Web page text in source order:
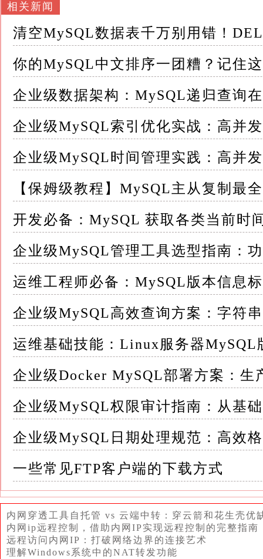
| `utf8mb4_zh_0900_as_cs` | Unicode
声调。更准确，但需要 MySQL 8.0 及以上版
| `utf8mb4_zh_0900_as_ci` | Unicode
声调。MySQL 8.0 及以上版本。 |
| `utf8mb4_chinese_ci` | 遗留的中文
`unicode_ci` 标准。不建议在新项目中使用
特别注意： MySQL 没有内置直接按笔画排
1. 查看数据库支持的全部中文排序规则
```sql
SHOW COLLATION WHERE Charset
Collation LIKE '%chinese%';
```
2. 在表/列级别指定排序规则
可以在创建表或修改表时，为特定字段指定排
```sql
-- 创建表时指定
CREATE TABLE user (
id INT PRIMARY KEY,
相关新闻
清空MySQL数据表千万别用错！
你的MySQL中文排序一团糟？记住
企业级数据架构：MySQL递归查询
企业级MySQL索引优化实战：高并
企业级MySQL时间管理实践：高并
【保姆级教程】MySQL主从复制最
开发必备：MySQL 获取各类当前时
企业级MySQL管理工具选型指南：
运维工程师必备：MySQL版本信息
企业级MySQL高效查询方案：字符
运维基础技能：Linux服务器MySQL
企业级Docker MySQL部署方案：
企业级MySQL权限审计指南：从基
企业级MySQL日期处理规范：高效
一些常见FTP客户端的下载方式
内网穿透工具自托管 vs 云端中转：穿云箭和花生壳优
内网ip远程控制，借助内网IP实现远程控制的完整指南
远程访问内网IP：打破网络边界的连接艺术
理解Windows系统中的NAT转发功能